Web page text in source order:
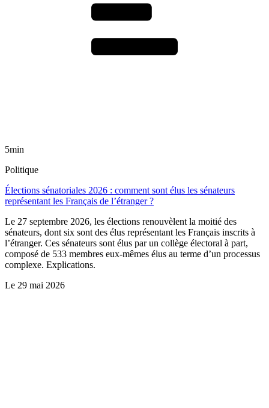
5min
Politique
Élections sénatoriales 2026 : comment sont élus les sénateurs
représentant les Français de l’étranger ?
Le 27 septembre 2026, les élections renouvèlent la moitié des
sénateurs, dont six sont des élus représentant les Français inscrits à
l’étranger. Ces sénateurs sont élus par un collège électoral à part,
composé de 533 membres eux-mêmes élus au terme d’un processus
complexe. Explications.
Le 29 mai 2026